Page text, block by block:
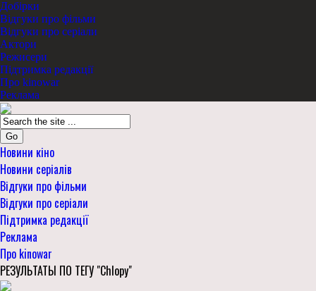
Добірки
Відгуки про фільми
Відгуки про серіали
Актори
Режисери
Підтримка редакції
Про kinowar
Реклама
Go
Новини кіно
Новини серіалів
Відгуки про фільми
Відгуки про серіали
Підтримка редакції
Реклама
Про kinowar
РЕЗУЛЬТАТЫ ПО ТЕГУ "Chlopy"